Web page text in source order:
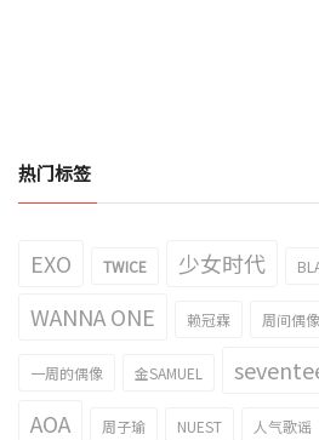
热门标签
EXO TWICE 少女时代
WANNA ONE 赖冠霖 周间偶像
一周的偶像 金SAMUEL
AOA 周子瑜 NUEST 人气歌谣